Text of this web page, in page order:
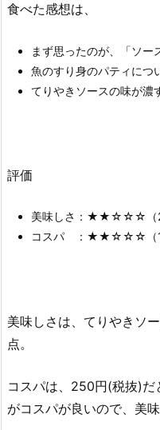
食べた感想は、
まず思ったのが、「ソー
魚のすり身のパティにつ
てりやきソースの味が濃
評価
美味しさ：★★☆☆☆（
コスパ ：★★☆☆☆（
美味しさは、てりやきソ
点。
コスパは、250円(税抜)
がコスパが良いので、美